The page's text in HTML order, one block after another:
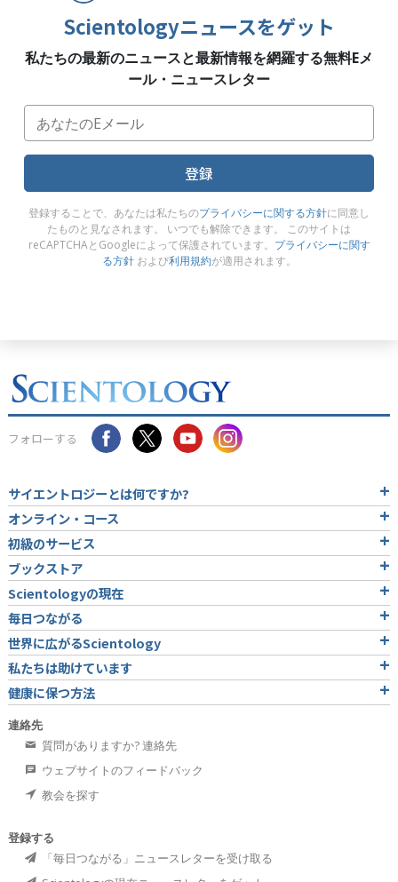
Scientologyニュースをゲット
私たちの最新のニュースと最新情報を網羅する無料Eメ
ール・ニュースレター
登録
登録することで、あなたは私たちのプライバシーに関する方針に同意し
たものと見なされます。 いつでも解除できます。 このサイトは
reCAPTCHAとGoogleによって保護されています。 プライバシーに関す
る方針 および利用規約が適用されます。
フォローする
サイエントロジーとは何ですか?
オンライン・コース
初級のサービス
ブックストア
Scientologyの現在
毎日つながる
世界に広がるScientology
私たちは助けています
健康に保つ方法
連絡先
質問がありますか? 連絡先
ウェブサイトのフィードバック
教会を探す
登録する
「毎日つながる」ニュースレターを受け取る